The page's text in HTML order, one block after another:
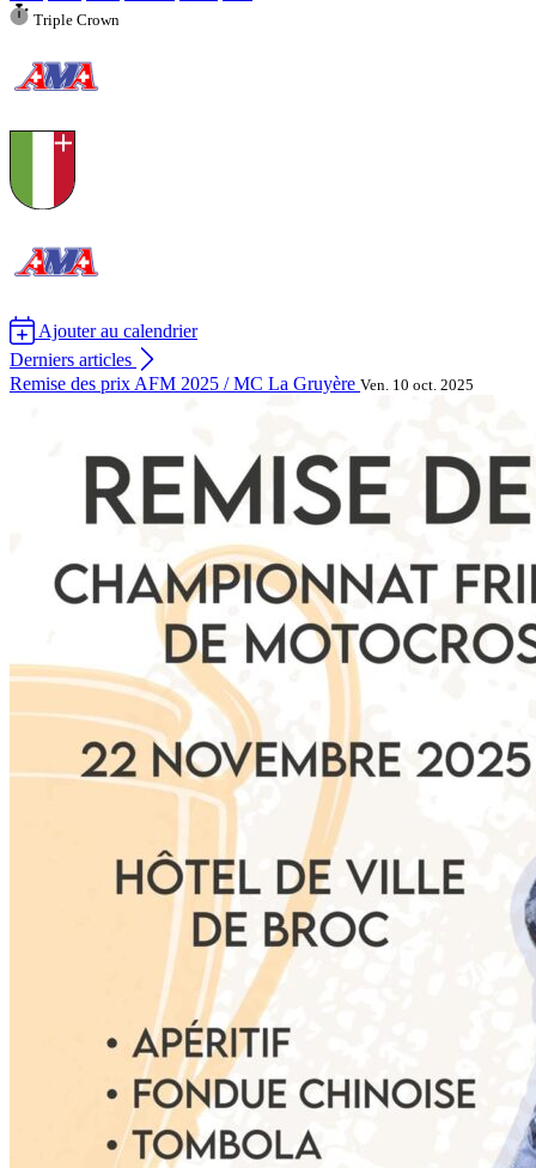
Triple Crown
Ajouter au calendrier
Derniers articles
Remise des prix AFM 2025 / MC La Gruyère Ven. 10 oct. 2025